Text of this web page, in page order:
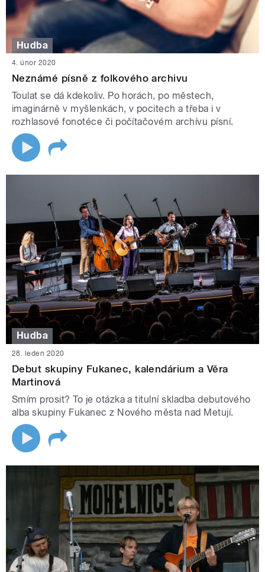
Hudba
4. únor 2020
Neznámé písně z folkového archivu
Toulat se dá kdekoliv. Po horách, po městech,
imaginárně v myšlenkách, v pocitech a třeba i v
rozhlasové fonotéce či počítačovém archívu písní.
Hudba
28. leden 2020
Debut skupiny Fukanec, kalendárium a Věra
Martinová
Smím prosit? To je otázka a titulní skladba debutového
alba skupiny Fukanec z Nového města nad Metují.